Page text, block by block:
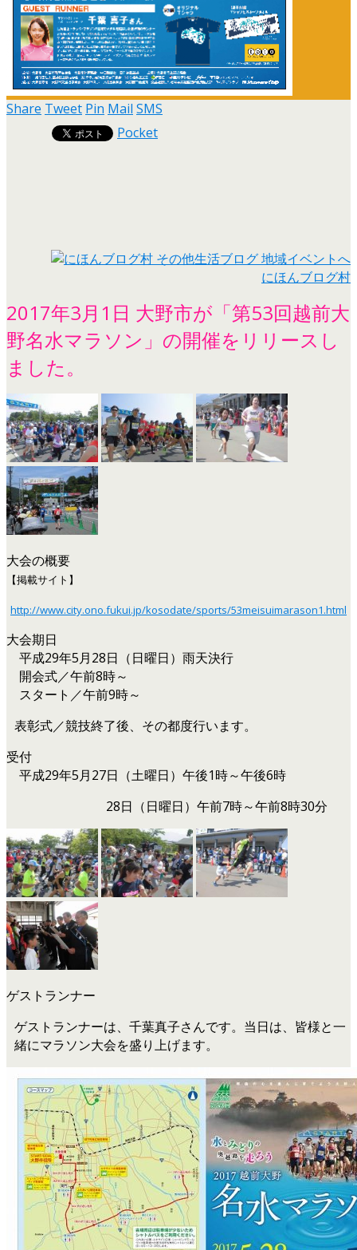
Share Tweet Pin Mail SMS
Pocket
にほんブログ村
2017年3月1日 大野市が「第53回越前大
野名水マラソン」の開催をリリースし
ました。
大会の概要
【掲載サイト】
http://www.city.ono.fukui.jp/kosodate/sports/53meisuimarason1.html
大会期日
平成29年5月28日（日曜日）雨天決行
開会式／午前8時～
スタート／午前9時～
表彰式／競技終了後、その都度行います。
受付
平成29年5月27日（土曜日）午後1時～午後6時
28日（日曜日）午前7時～午前8時30分
ゲストランナー
ゲストランナーは、千葉真子さんです。当日は、皆様と一
緒にマラソン大会を盛り上げます。